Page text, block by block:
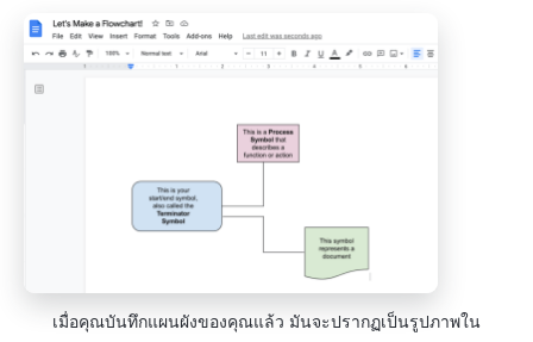
เมื่อคุณบันทึกแผนผังของคุณแล้ว มันจะปรากฏเป็นรูปภาพใน